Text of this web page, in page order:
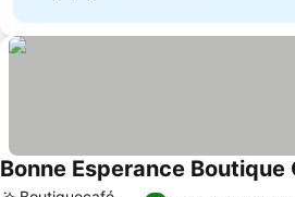
Bonne Esperance Boutique